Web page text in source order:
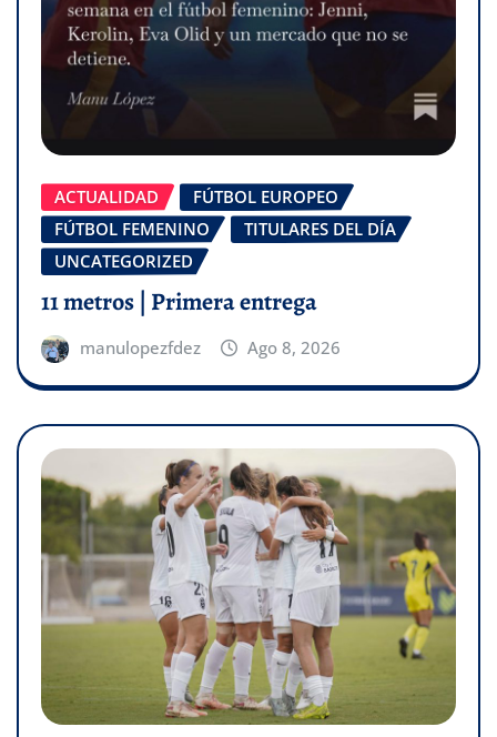
ACTUALIDAD
FÚTBOL EUROPEO
FÚTBOL FEMENINO
TITULARES DEL DÍA
UNCATEGORIZED
11 metros | Primera entrega
manulopezfdez Ago 8, 2026